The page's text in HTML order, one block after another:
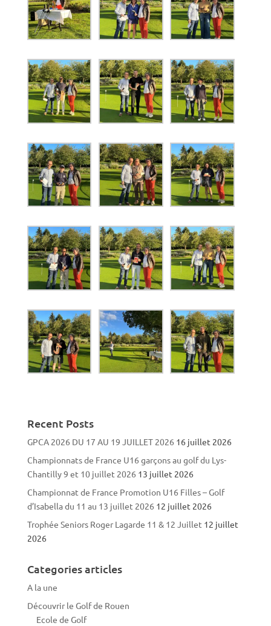
Recent Posts
GPCA 2026 DU 17 AU 19 JUILLET 2026 16 juillet 2026
Championnats de France U16 garçons au golf du Lys-
Chantilly 9 et 10 juillet 2026 13 juillet 2026
Championnat de France Promotion U16 Filles – Golf
d’Isabella du 11 au 13 juillet 2026 12 juillet 2026
Trophée Seniors Roger Lagarde 11 & 12 Juillet 12 juillet
2026
Categories articles
A la une
Découvrir le Golf de Rouen
Ecole de Golf